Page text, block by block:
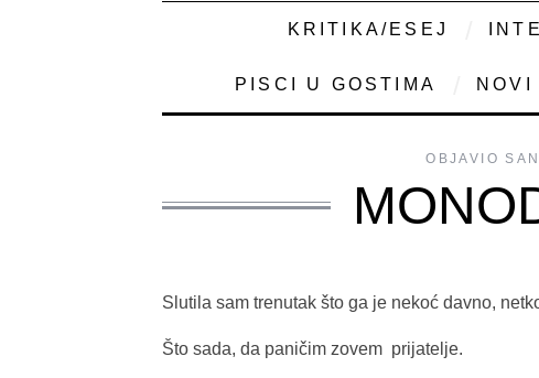
KRITIKA/ESEJ
PISCI U GOSTIMA NOVI
OBJAVIO
Slutila sam trenutak što ga je nekoć davno,
Što sada, da paničim zovem prijatelje.